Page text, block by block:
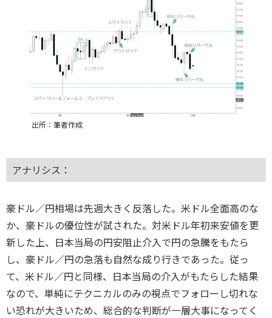
出所：筆者作成
アナリシス：
豪ドル／円相場は先週大きく反落した。米ドル全面高のな
か、豪ドルの優位性が試された。対米ドル年初来安値を更
新した上、日本当局の円安阻止介入で円の急騰をもたら
し、豪ドル／円の急落も自然な成り行きであった。従っ
て、米ドル／円と同様、日本当局の介入がもたらした結果
なので、単純にテクニカルのみの視点でフォローし切れな
い恐れが大きいため、総合的な判断が一層大事になってく